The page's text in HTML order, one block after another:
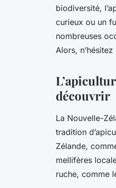
biodiversité,
curieux ou un
nombreuses
Alors,
découvrir
La Nouvelle-
tradition
Zélande,
mellifères
ruche, comme